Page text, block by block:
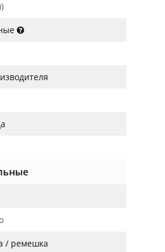
/ ремешка